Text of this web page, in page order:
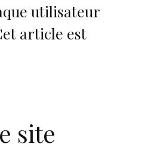
utilisateur
article est
site